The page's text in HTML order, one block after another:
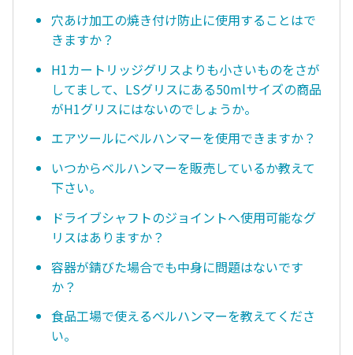
穴あけ加工の焼き付け防止に使用することはで
きますか？
H1カートリッジグリスよりも小さいものをさが
してまして、LSグリスにある50mlサイズの商品
がH1グリスにはないのでしょうか。
エアツールにベルハンマーを使用できますか？
いつからベルハンマーを販売しているか教えて
下さい。
ドライブシャフトのジョイントへ使用可能なグ
リスはありますか？
容器が錆びた場合でも中身に問題はないです
か？
食品工場で使えるベルハンマーを教えてくださ
い。